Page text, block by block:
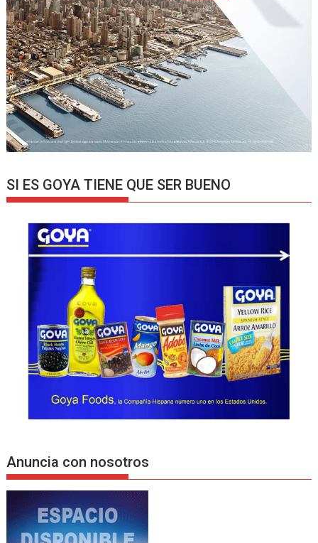
SI ES GOYA TIENE QUE SER BUENO
Anuncia con nosotros